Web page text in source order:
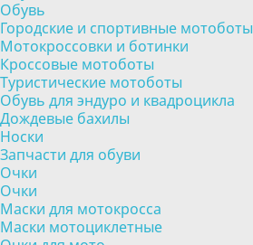
Обувь
Городские и спортивные мотоботы
Мотокроссовки и ботинки
Кроссовые мотоботы
Туристические мотоботы
Обувь для эндуро и квадроцикла
Дождевые бахилы
Носки
Запчасти для обуви
Очки
Очки
Маски для мотокросса
Маски мотоциклетные